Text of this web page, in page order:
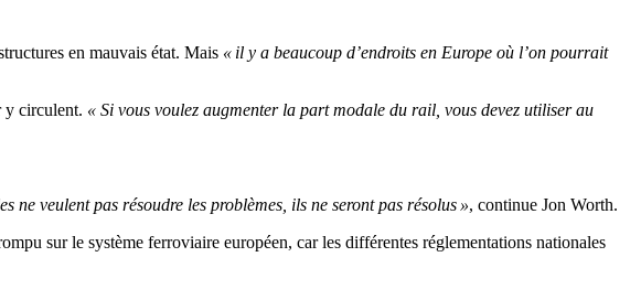
en mauvais état. Mais « il y a beaucoup d’endroits en Europe où l’on pourrait
y circulent. « Si vous voulez augmenter la part modale du rail, vous devez utiliser au
veulent pas résoudre les problèmes, ils ne seront pas résolus », continue Jon Worth.
sur le système ferroviaire européen, car les différentes réglementations nationales